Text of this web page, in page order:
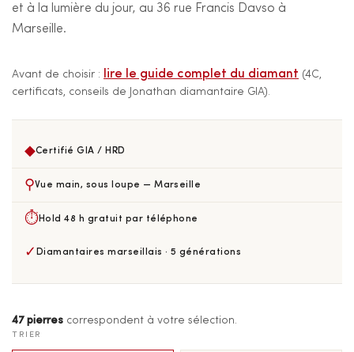
et à la lumière du jour, au 36 rue Francis Davso à
Marseille.
Avant de choisir : lire le guide complet du diamant (4C,
certificats, conseils de Jonathan diamantaire GIA).
◆Certifié GIA / HRD
⚲Vue main, sous loupe — Marseille
⏱Hold 48 h gratuit par téléphone
✓ Diamantaires marseillais · 5 générations
47 pierres correspondent à votre sélection.
TRIER